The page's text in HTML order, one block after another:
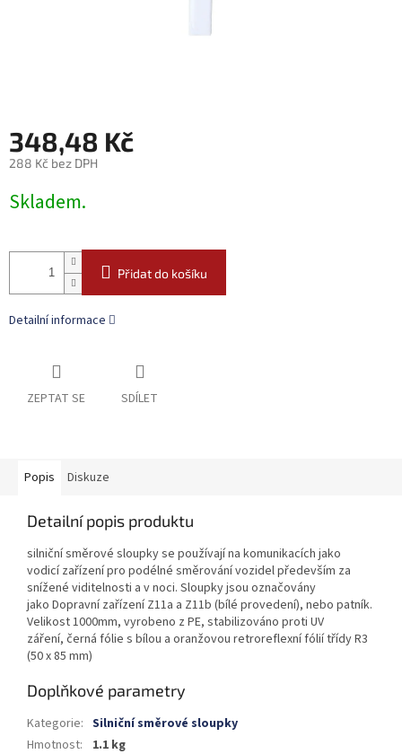
348,48 Kč
288 Kč bez DPH
cena:
Skladem.
Přidat do košíku
Detailní informace
ZEPTAT SE SDÍLET
Popis Diskuze
Detailní popis produktu
silniční směrové sloupky se používají na komunikacích jako
vodicí zařízení pro podélné směrování vozidel především za
snížené viditelnosti a v noci. Sloupky jsou označovány
jako Dopravní zařízení Z11a a Z11b (bílé provedení), nebo patník.
Velikost 1000mm, vyrobeno z PE, stabilizováno proti UV
záření, černá fólie s bílou a oranžovou retroreflexní fólií třídy R3
(50 x 85 mm)
Doplňkové parametry
Kategorie: Silniční směrové sloupky
Hmotnost: 1.1 kg